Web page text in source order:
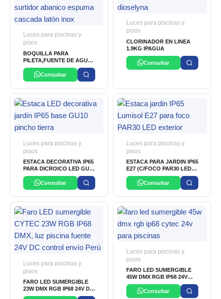
Luces para piscinas y
pisos
BOQUILLA PARA
PILETA,FUENTE DE AGUA
Y LUCES SUMERGIBLES
Consultar
Luces para piscinas y
pisos
CLORINADOR EN LINEA
1.9KG IPAGUA
Consultar
Luces para piscinas y
pisos
ESTACA DECORATIVA IP65
PARA DICROICO LED GU10
OSLER
Consultar
Luces para piscinas y
pisos
ESTACA PARA JARDIN IP65
E27 (C/FOCO PAR30 LED)
LUMISOL
Consultar
Luces para piscinas y
pisos
FARO LED SUMERGIBLE
23W DMX RGB IP68 24V DC
CYTEC
Luces para piscinas y
pisos
FARO LED SUMERGIBLE
45W DMX RGB IP68 24V
CYTEC
Consultar